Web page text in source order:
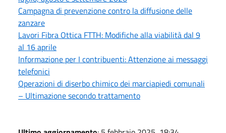
Campagna di prevenzione contro la diffusione delle
zanzare
Lavori Fibra Ottica FTTH: Modifiche alla viabilità dal 9
al 16 aprile
Informazione per I contribuenti: Attenzione ai messaggi
telefonici
Operazioni di diserbo chimico dei marciapiedi comunali
– Ultimazione secondo trattamento